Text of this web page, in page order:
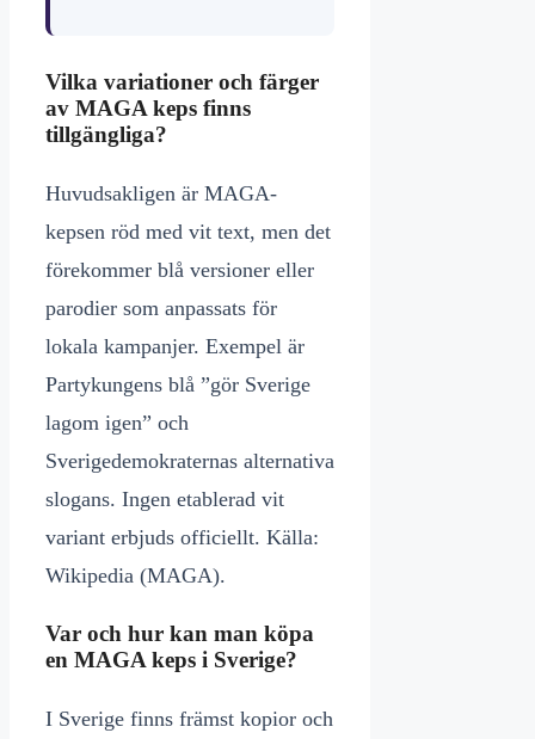
Vilka variationer och färger
av MAGA keps finns
tillgängliga?
Huvudsakligen är MAGA-
kepsen röd med vit text, men det
förekommer blå versioner eller
parodier som anpassats för
lokala kampanjer. Exempel är
Partykungens blå ”gör Sverige
lagom igen” och
Sverigedemokraternas alternativa
slogans. Ingen etablerad vit
variant erbjuds officiellt. Källa:
Wikipedia (MAGA).
Var och hur kan man köpa
en MAGA keps i Sverige?
I Sverige finns främst kopior och